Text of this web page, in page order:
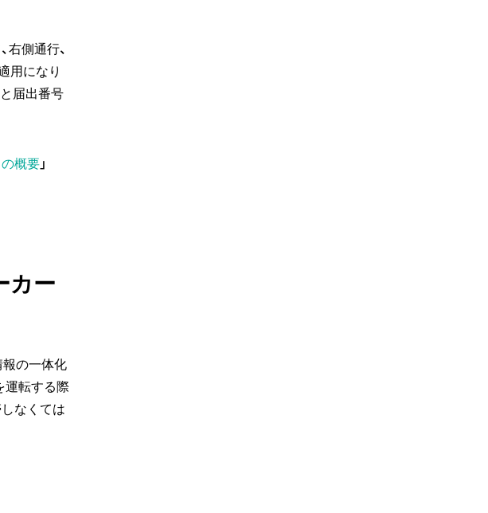
側通行、
用になり
届出番号
概要」
カー
報の一体化
運転する際
なくては